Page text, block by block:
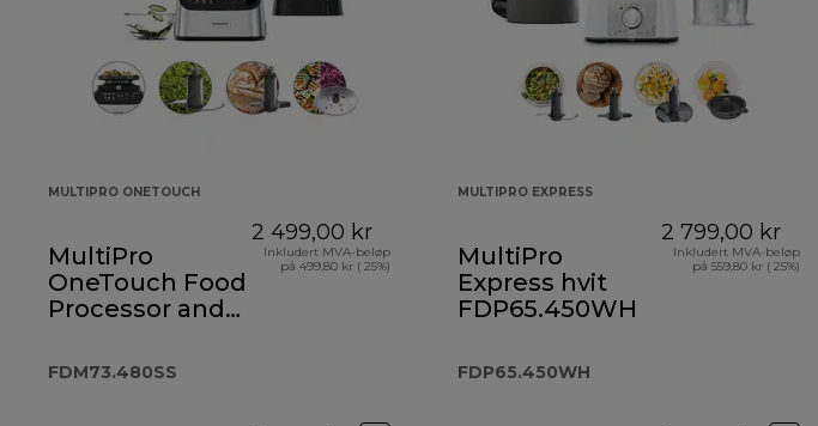
MULTIPRO ONETOUCH
MultiPro
OneTouch Food
Processor and
FDM73.480SS
FDM73.480SS
2 499,00 kr
Inkludert MVA-beløp
på 499,80 kr ( 25%)
MULTIPRO EXPRESS
MultiPro
Express hvit
FDP65.450WH
FDP65.450WH
2 799,00 kr
Inkludert MVA-beløp
på 559,80 kr ( 25%)